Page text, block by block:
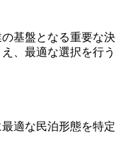
基盤となる重要な決
、最適な選択を行う
適な民泊形態を特定